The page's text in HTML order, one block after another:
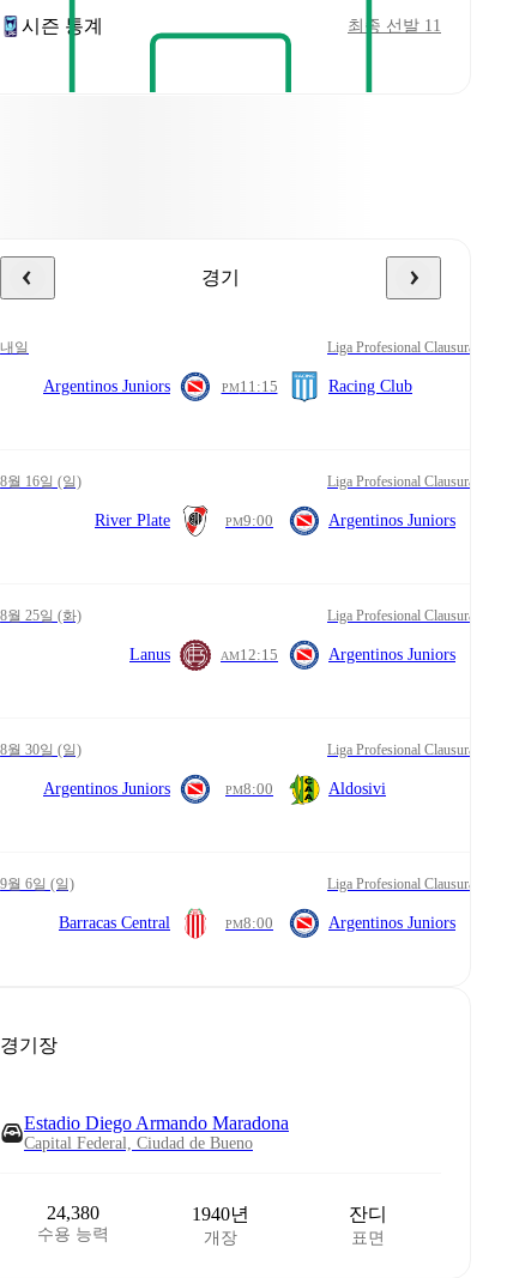
시즌 통계 최종 선발 11
경기
내일 Liga Profesional Clausura
Argentinos Juniors PM11:15 Racing Club
8월 16일 (일) Liga Profesional Clausura
River Plate PM9:00 Argentinos Juniors
8월 25일 (화) Liga Profesional Clausura
Lanus AM12:15 Argentinos Juniors
8월 30일 (일) Liga Profesional Clausura
Argentinos Juniors PM8:00 Aldosivi
9월 6일 (일) Liga Profesional Clausura
Barracas Central PM8:00 Argentinos Juniors
경기장
Estadio Diego Armando Maradona
Capital Federal, Ciudad de Bueno
24,380
수용 능력
1940년
개장
잔디
표면